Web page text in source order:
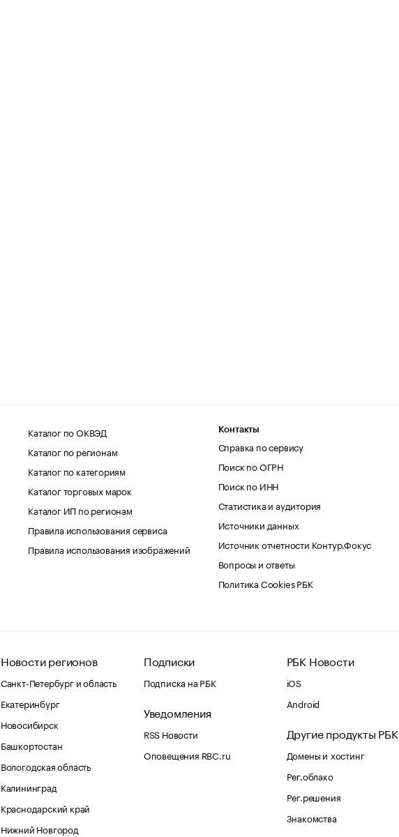
Каталог по ОКВЭД
Каталог по регионам
Каталог по категориям
Каталог торговых марок
Каталог ИП по регионам
Правила использования сервиса
Правила использования изображений
Контакты
Справка по сервису
Поиск по ОГРН
Поиск по ИНН
Статистика и аудитория
Источники данных
Источник отчетности Контур.Фокус
Вопросы и ответы
Политика Cookies РБК
Новости регионов
Санкт-Петербург и область
Екатеринбург
Новосибирск
Башкортостан
Вологодская область
Калининград
Краснодарский край
Нижний Новгород
Подписки
Подписка на РБК
Уведомления
RSS Новости
Оповещения RBC.ru
РБК Новости
iOS
Android
Другие продукты РБК
Домены и хостинг
Рег.облако
Рег.решения
Знакомства